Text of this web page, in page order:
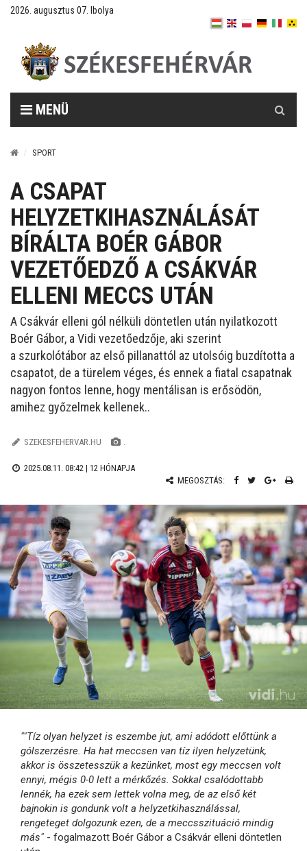
2026. augusztus 07. Ibolya
MENÜ
SPORT
A CSAPAT
HELYZETKIHASZNÁLÁSÁT
BÍRÁLTA BOÉR GÁBOR
VEZETŐEDZŐ A CSÁKVÁR
ELLENI MECCS UTÁN
A Csákvár elleni gól nélküli döntetlen után nyilatkozott
Boér Gábor, a Vidi vezetőedzője, aki szerint
a szurkolótábor az első pillanattól az utolsóig buzdította a
csapatot, de a türelem véges, és ennek a fiatal csapatnak
nagyon fontos lenne, hogy mentálisan is erősödön,
amihez győzelmek kellenek..
SZEKESFEHERVAR.HU .
2025.08.11. 08:42 | 12 HÓNAPJA
MEGOSZTÁS:
""Tíz olyan helyzet is eszembe jut, ami adódott előttünk a
gólszerzésre. Ha hat meccsen van tíz ilyen helyzetünk,
akkor is összetesszük a kezünket, most egy meccsen volt
ennyi, mégis 0-0 lett a mérkőzés. Sokkal csalódottabb
lennék, ha ezek sem lettek volna meg, de az első két
bajnokin is gondunk volt a helyzetkihasználással,
rengeteget dolgozunk ezen, de a meccsszituáció mindig
más" - fogalmazott Boér Gábor a Csákvár elleni döntetlen